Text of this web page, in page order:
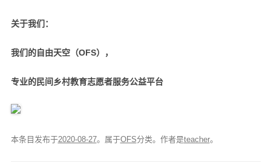
关于我们：
我们的自由天空（OFS），
专业的民间乡村教育志愿者服务公益平台
本条目发布于2020-08-27。属于OFS分类。 作者是teacher。